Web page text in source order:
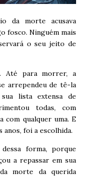
da morte acusava
fosco. Ninguém mais
o seu jeito de
Até para morrer, a
arrependeu de tê-la
lista extensa de
todas, com
com qualquer uma. E
anos, foi a escolhida.
forma, porque
a repassar em sua
morte da querida